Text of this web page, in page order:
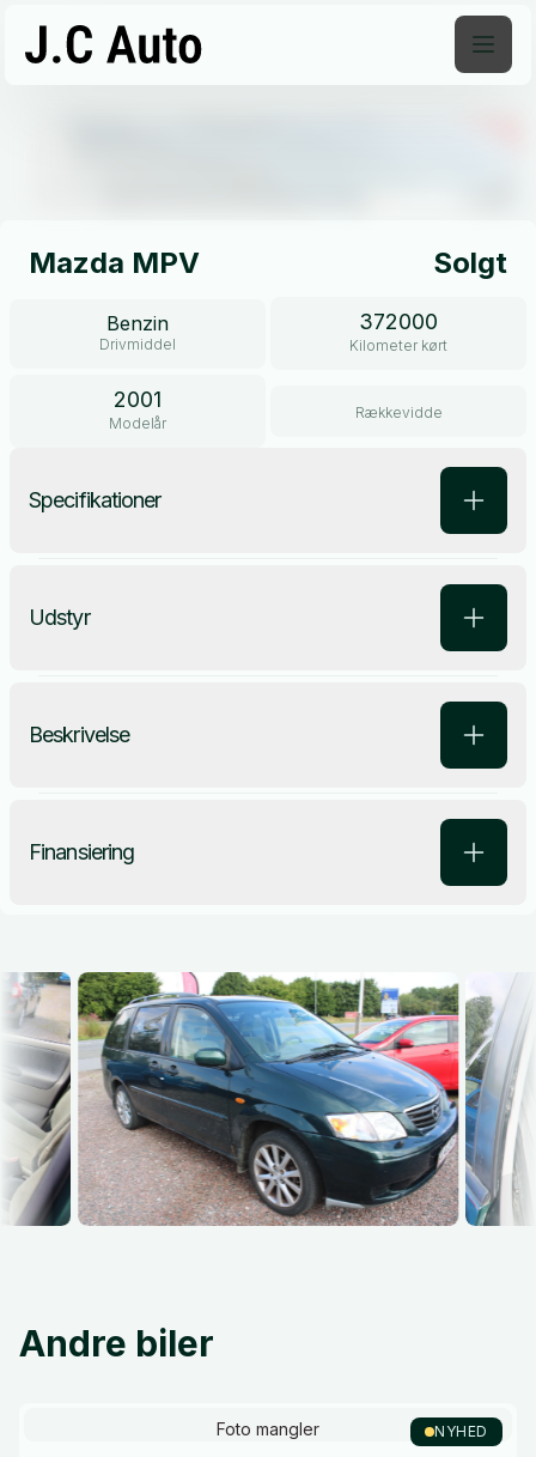
Mazda MPV Solgt
Benzin
Drivmiddel
372000
Kilometer kørt
2001
Modelår
Rækkevidde
Specifikationer
Udstyr
Beskrivelse
Finansiering
Andre biler
Foto mangler NYHED